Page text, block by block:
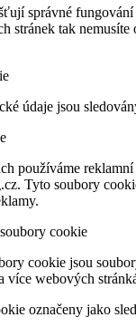
správné
stránek tak
údaje jsou
používáme
Tyto soubory
cookie
cookie jsou
více webových
označeny jako